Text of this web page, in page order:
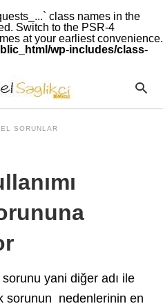
class names in the
Switch to the PSR-4
at your earliest convenience.
wp-includes/class-
SORUNLAR
yani diğer adı ile
sorunun nedenlerinin en